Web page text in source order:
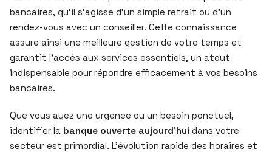
bancaires, qu’il s’agisse d’un simple retrait ou d’un
rendez-vous avec un conseiller. Cette connaissance
assure ainsi une meilleure gestion de votre temps et
garantit l’accès aux services essentiels, un atout
indispensable pour répondre efficacement à vos besoins
bancaires.
Que vous ayez une urgence ou un besoin ponctuel,
identifier la banque ouverte aujourd’hui dans votre
secteur est primordial. L’évolution rapide des horaires et